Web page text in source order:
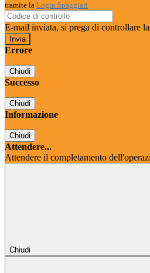
tramite la Login Spaggiari
E-mail inviata, si prega di controllare
Errore
Chiudi
Successo
Chiudi
Informazione
Chiudi
Attendere...
Attendere il completamento
Chiudi